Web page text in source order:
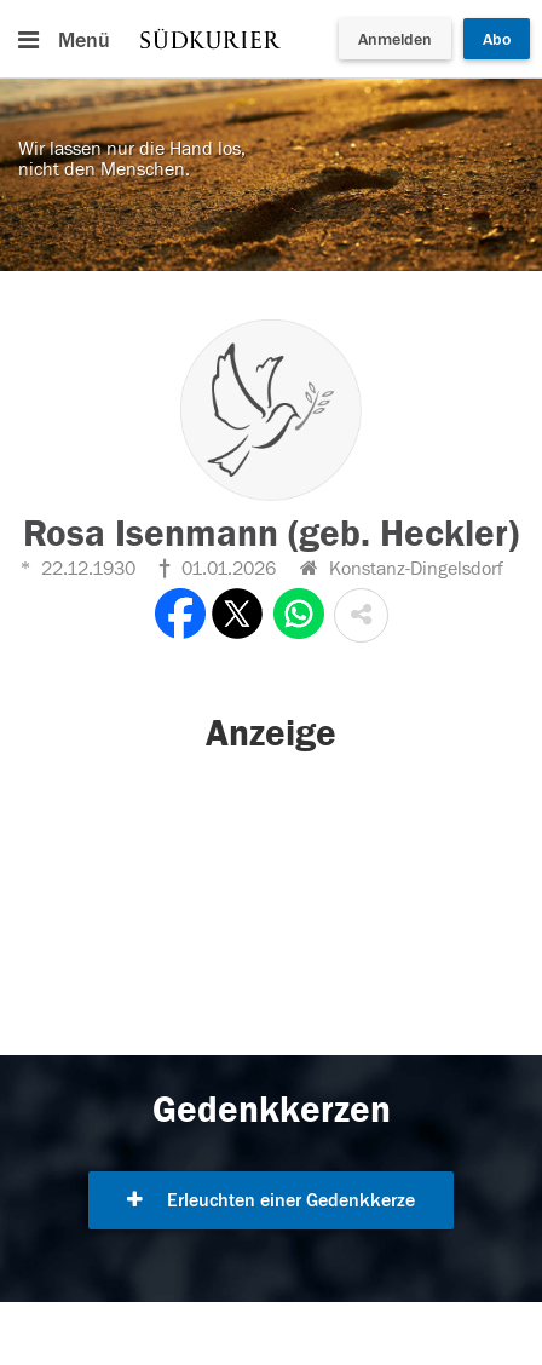
Menü Anmelden Abo
Wir lassen nur die Hand los,
nicht den Menschen.
Rosa Isenmann (geb. Heckler)
22.12.1930 01.01.2026 Konstanz-Dingelsdorf
Anzeige
Gedenkkerzen
Erleuchten einer Gedenkkerze